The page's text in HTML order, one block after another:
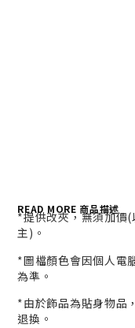
READ MORE 商品描述
*提供改夾，無須加價
主)。
*圖檔顏色會因個人電
為準。
*由於飾品為貼身物品
退換。